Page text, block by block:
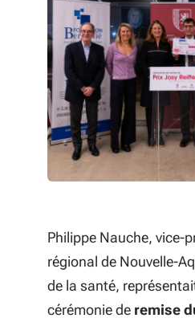
Philippe Nauche, vice-
régional de Nouvelle-
de la santé,
cérémonie de remise